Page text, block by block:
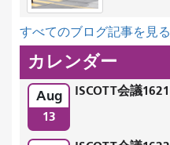
すべてのブログ記事を見る
カレンダー
Aug
13
ISCOTT会議1621